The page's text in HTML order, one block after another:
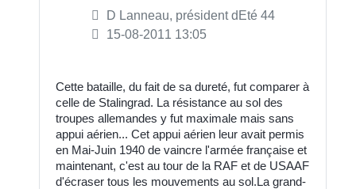
D Lanneau, président dEté 44
15-08-2011 13:05
Cette bataille, du fait de sa dureté, fut comparer à
celle de Stalingrad. La résistance au sol des
troupes allemandes y fut maximale mais sans
appui aérien... Cet appui aérien leur avait permis
en Mai-Juin 1940 de vaincre l'armée française et
maintenant, c'est au tour de la RAF et de USAAF
d'écraser tous les mouvements au sol.La grand-